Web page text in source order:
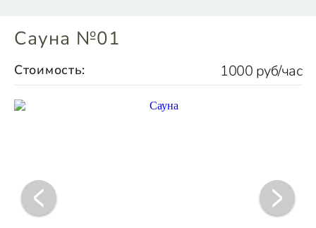
Сауна №01
Стоимость: 1000 руб/час